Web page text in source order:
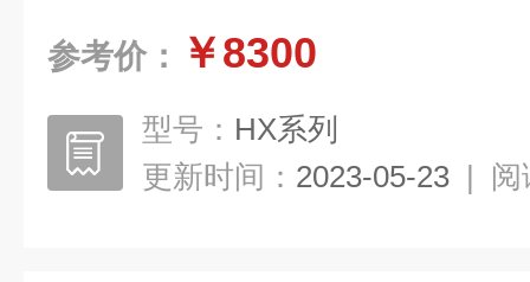
参考价： ￥8300
型号： HX系列
更新时间： 2023-05-23 | 阅